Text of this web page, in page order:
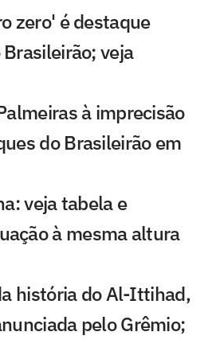
zero' é destaque
veja
à imprecisão
do Brasileirão em
veja tabela e
à mesma altura
história do Al-Ittihad,
pelo Grêmio;